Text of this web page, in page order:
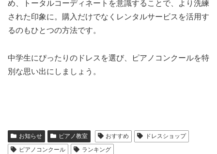
め、トータルコーディネートを意識することで、より洗練
された印象に。購入だけでなくレンタルサービスを活用す
るのもひとつの方法です。
中学生にぴったりのドレスを選び、ピアノコンクールを特
別な思い出にしましょう。
お知らせ ピアノ教室 おすすめ
ドレスショップ
ピアノコンクール
ランキング